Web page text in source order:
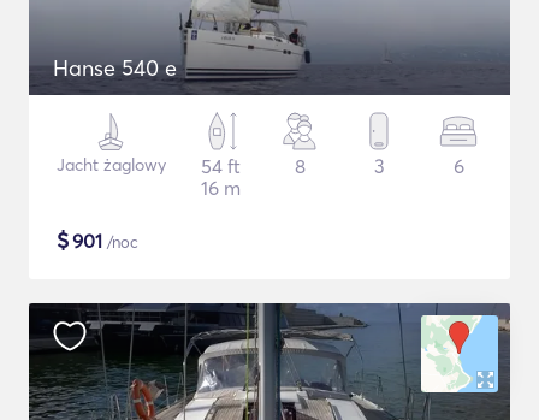
Hanse 540 e
Jacht żaglowy
54 ft
16 m
8 3 6
$901 /noc